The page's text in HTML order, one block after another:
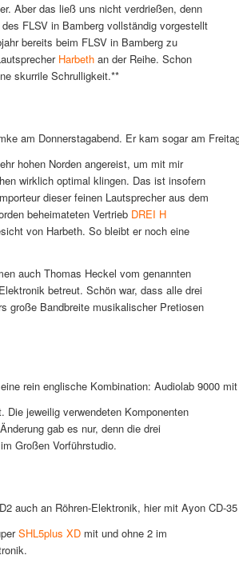
Aber das ließ uns nicht verdrießen, denn
FLSV in Bamberg vollständig vorgestellt
bereits beim FLSV in Bamberg zu
Harbeth an der Reihe. Schon
skurrile Schrulligkeit.**
am Donnerstagabend. Er kam sogar am Freitag
hohen Norden angereist, um mit mir
wirklich optimal klingen. Das ist insofern
dieser feinen Lautsprecher aus dem
beheimateten Vertrieb DREI H
von Harbeth. So bleibt er noch eine
auch Thomas Heckel vom genannten
betreut. Schön war, dass alle drei
große Bandbreite musikalischer Pretiosen
rein englische Kombination: Audiolab 9000 mit
jeweilig verwendeten Komponenten
gab es nur, denn die drei
Großen Vorführstudio.
auch an Röhren-Elektronik, hier mit Ayon CD-35
SHL5plus XD mit und ohne 2 im